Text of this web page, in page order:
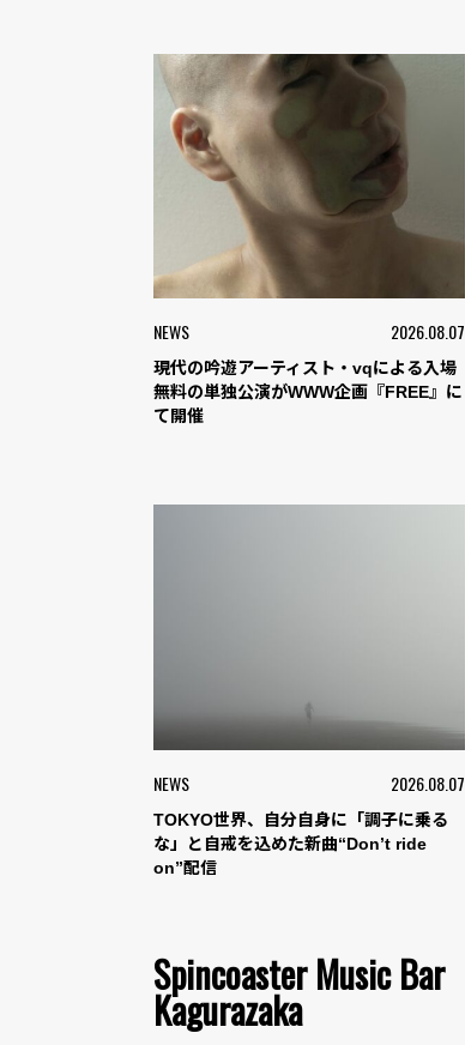
NEWS 2026.08.07
現代の吟遊アーティスト・vqによる入場
無料の単独公演がWWW企画『FREE』に
て開催
NEWS 2026.08.07
TOKYO世界、自分自身に「調子に乗る
な」と自戒を込めた新曲“Don’t ride
on”配信
Spincoaster Music Bar
Kagurazaka